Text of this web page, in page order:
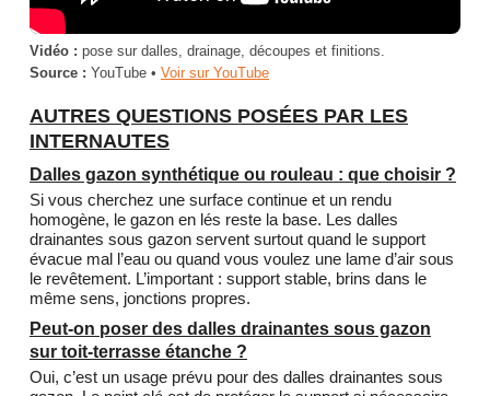
Vidéo : pose sur dalles, drainage, découpes et finitions.
Source : YouTube • Voir sur YouTube
AUTRES QUESTIONS POSÉES PAR LES
INTERNAUTES
Dalles gazon synthétique ou rouleau : que choisir ?
Si vous cherchez une surface continue et un rendu
homogène, le gazon en lés reste la base. Les dalles
drainantes sous gazon servent surtout quand le support
évacue mal l’eau ou quand vous voulez une lame d’air sous
le revêtement. L’important : support stable, brins dans le
même sens, jonctions propres.
Peut-on poser des dalles drainantes sous gazon
sur toit-terrasse étanche ?
Oui, c’est un usage prévu pour des dalles drainantes sous